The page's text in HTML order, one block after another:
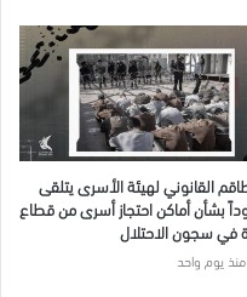
القانوني لهيئة الأسرى يتلقى
بشأن أماكن احتجاز أسرى من قطاع
في سجون الاحتلال
منذ يوم واحد